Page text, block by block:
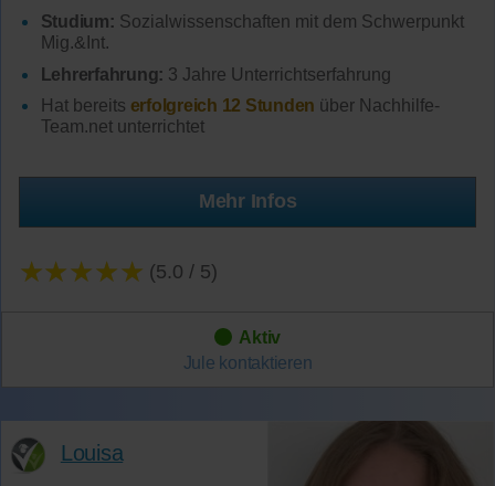
Studium: Sozialwissenschaften mit dem Schwerpunkt
Mig.&Int.
Lehrerfahrung: 3 Jahre Unterrichtserfahrung
Hat bereits erfolgreich 12 Stunden über Nachhilfe-
Team.net unterrichtet
Mehr Infos
★★★★★ (5.0 / 5)
Aktiv
Jule kontaktieren
Louisa